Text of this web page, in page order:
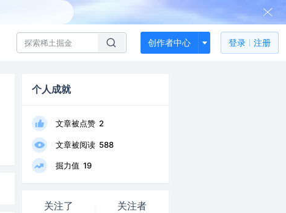
创作者中心 登录 注册
个人成就
文章被点赞 2
文章被阅读 588
掘力值 19
关注了
关注者